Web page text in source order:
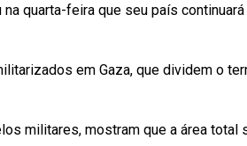
quarta-feira que seu país
em Gaza, que dividem o
militares, mostram que a área total